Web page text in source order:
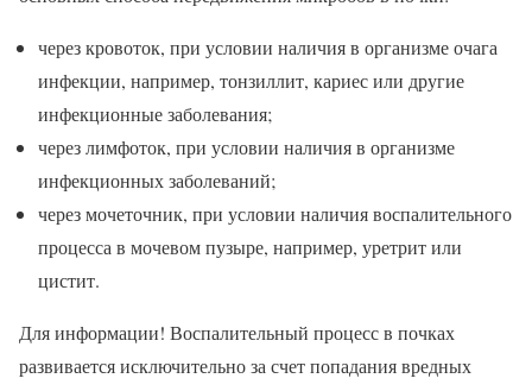
через кровоток, при условии наличия в организме очага
инфекции, например, тонзиллит, кариес или другие
инфекционные заболевания;
через лимфоток, при условии наличия в организме
инфекционных заболеваний;
через мочеточник, при условии наличия воспалительного
процесса в мочевом пузыре, например, уретрит или
цистит.
Для информации! Воспалительный процесс в почках
развивается исключительно за счет попадания вредных